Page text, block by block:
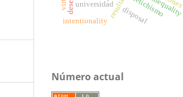
universidad fetichismo
disposal
intentionality
Número actual